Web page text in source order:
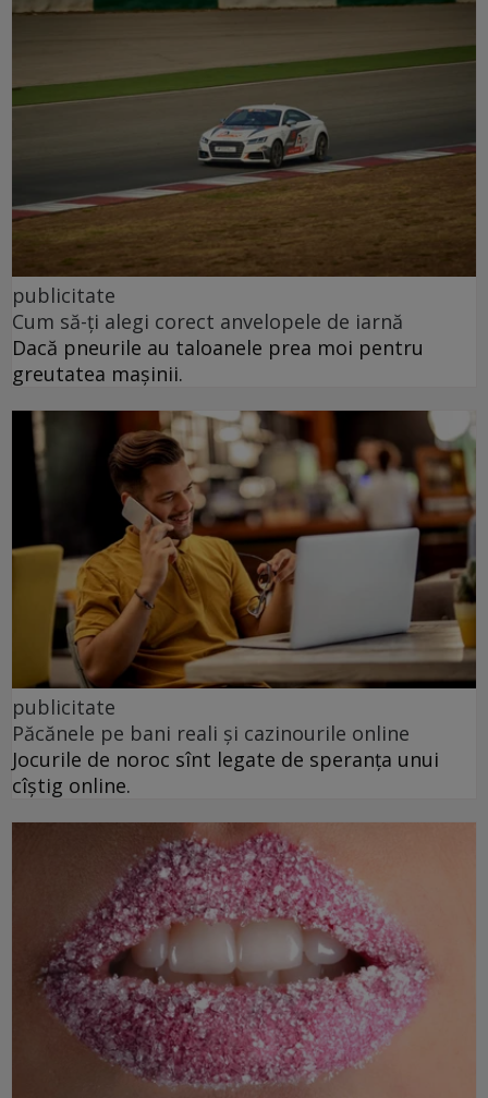
publicitate
Cum să-ți alegi corect anvelopele de iarnă
Dacă pneurile au taloanele prea moi pentru
greutatea mașinii.
publicitate
Păcănele pe bani reali și cazinourile online
Jocurile de noroc sînt legate de speranța unui
cîștig online.